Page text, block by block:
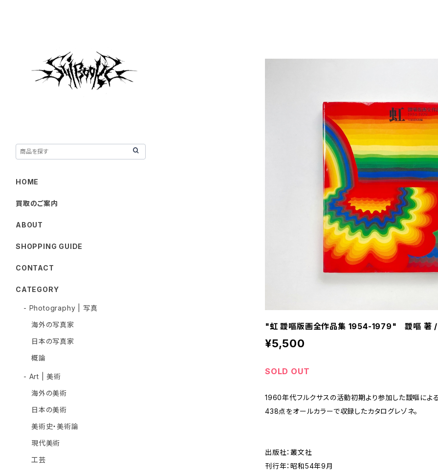
"虹 靉嘔版画全作品集 1954-1979" 靉嘔 著 /
¥5,500
SOLD OUT
1960年代フルクサスの活動初期より参加した靉嘔に
438点をオールカラーで収録したカタログレゾネ。
出版社：叢文社
刊行年：昭和54年9月
HOME
買取のご案内
ABOUT
SHOPPING GUIDE
CONTACT
CATEGORY
- Photography | 写真
海外の写真家
日本の写真家
概論
- Art | 美術
海外の美術
日本の美術
美術史・美術論
現代美術
工芸